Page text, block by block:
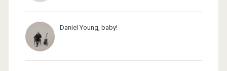
Daniel Young, baby!